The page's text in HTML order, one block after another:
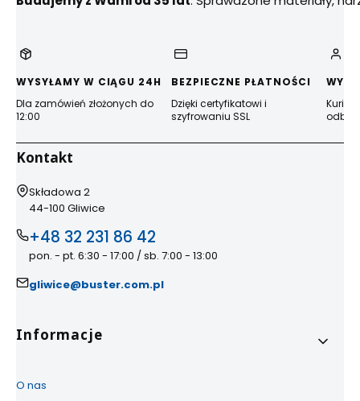
WYSYŁAMY W CIĄGU 24H
Dla zamówień złożonych do
12:00
BEZPIECZNE PŁATNOŚCI
Dzięki certyfikatowi i
szyfrowaniu SSL
Kontakt
Adres:
Składowa 2
44-100 Gliwice
+48 32 231 86 42
pon. - pt. 6:30 - 17:00 / sb. 7:00 - 13:00
gliwice@buster.com.pl
Linki w stopce
Informacje
O nas